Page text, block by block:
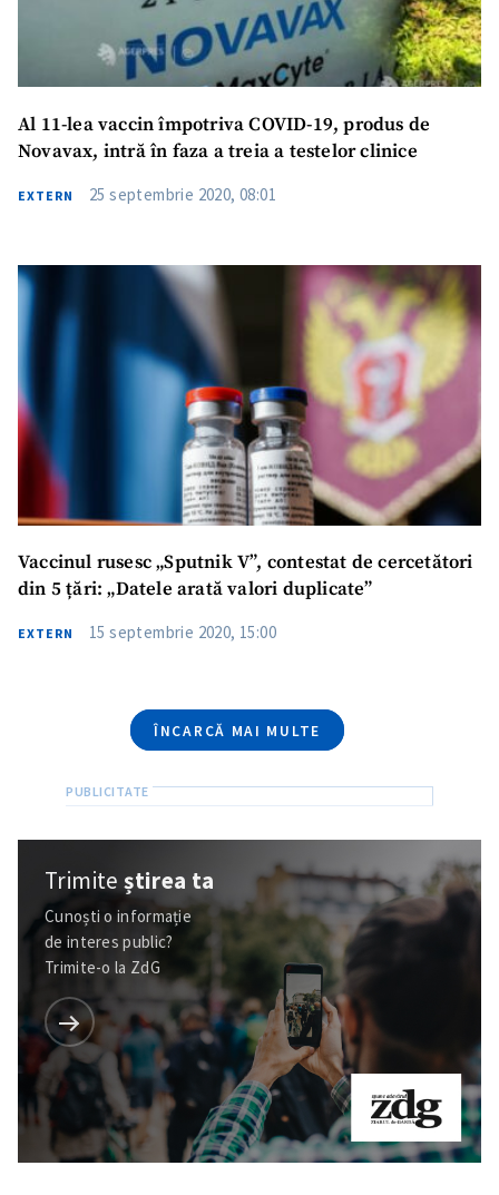
Al 11-lea vaccin împotriva COVID-19, produs de
Novavax, intră în faza a treia a testelor clinice
EXTERN 25 septembrie 2020, 08:01
Vaccinul rusesc „Sputnik V”, contestat de cercetători
din 5 țări: „Datele arată valori duplicate”
EXTERN 15 septembrie 2020, 15:00
ÎNCARCĂ MAI MULTE
Trimiteștirea ta
Cunoști o informație
de interes public?
Trimite-o la ZdG
Link media+ Link media
Mesajul știrei
+ Mesajul știrei
+ Numele meu
Email+ Emailul meu
+ Telefon personal
Am citit și sunt de
politica de
confidențialitate.
TRIMITE ȘTIREA